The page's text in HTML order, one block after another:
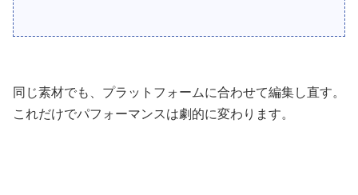
同じ素材でも、プラットフォームに合わせて編集し直す。
これだけでパフォーマンスは劇的に変わります。